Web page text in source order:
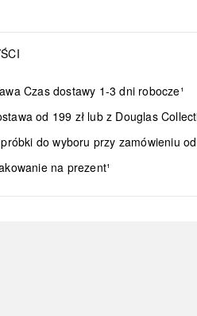
Czas dostawy 1-3 dni robocze¹
od 199 zł lub z Douglas
do wyboru przy zamówieniu od
na prezent¹